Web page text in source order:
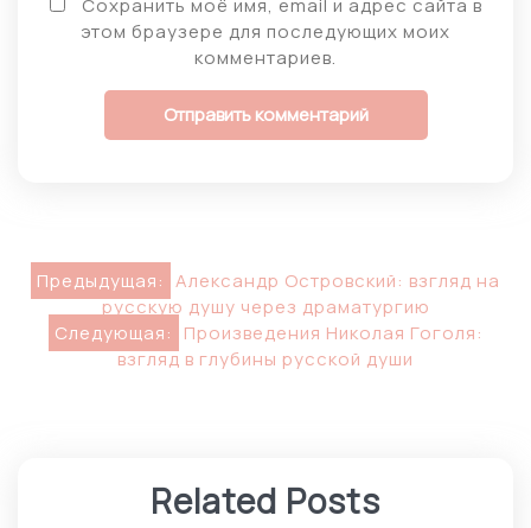
Сохранить моё имя, email и адрес сайта в
этом браузере для последующих моих
комментариев.
Навигация
по
записям
Предыдущая: Александр Островский: взгляд на
русскую душу через драматургию
Следующая:
Произведения Николая Гоголя:
взгляд в глубины русской души
Related Posts